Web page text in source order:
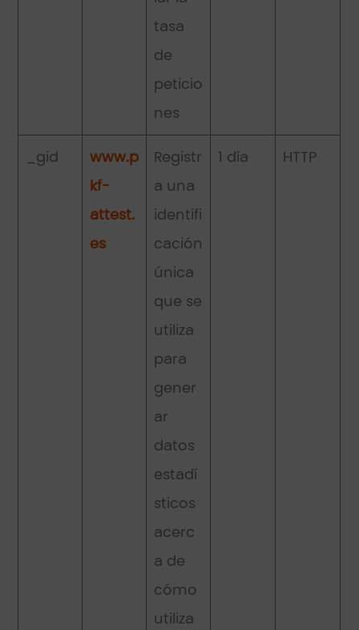
tasa
de
peticio
nes
_gid
www.p
kf-
attest.
es
Registr
a una
identifi
cación
única
que se
utiliza
para
gener
ar
datos
estadí
sticos
acerc
a de
cómo
utiliza
1 día HTTP